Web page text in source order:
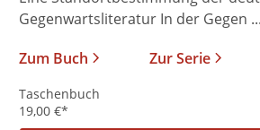
Gegenwartsliteratur In der Gegen ...
Zum Buch
Zur Serie
Taschenbuch
19,00 €*